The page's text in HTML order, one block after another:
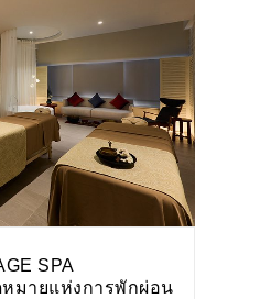
SPA
หมายแห่งการพักผ่อน